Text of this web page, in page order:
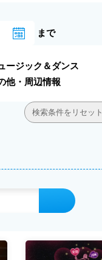
まで
ージック＆ダンス
他・周辺情報
検索条件をリセット